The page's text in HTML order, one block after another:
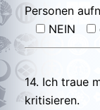
Personen
NEIN
14. Ich traue
kritisieren.